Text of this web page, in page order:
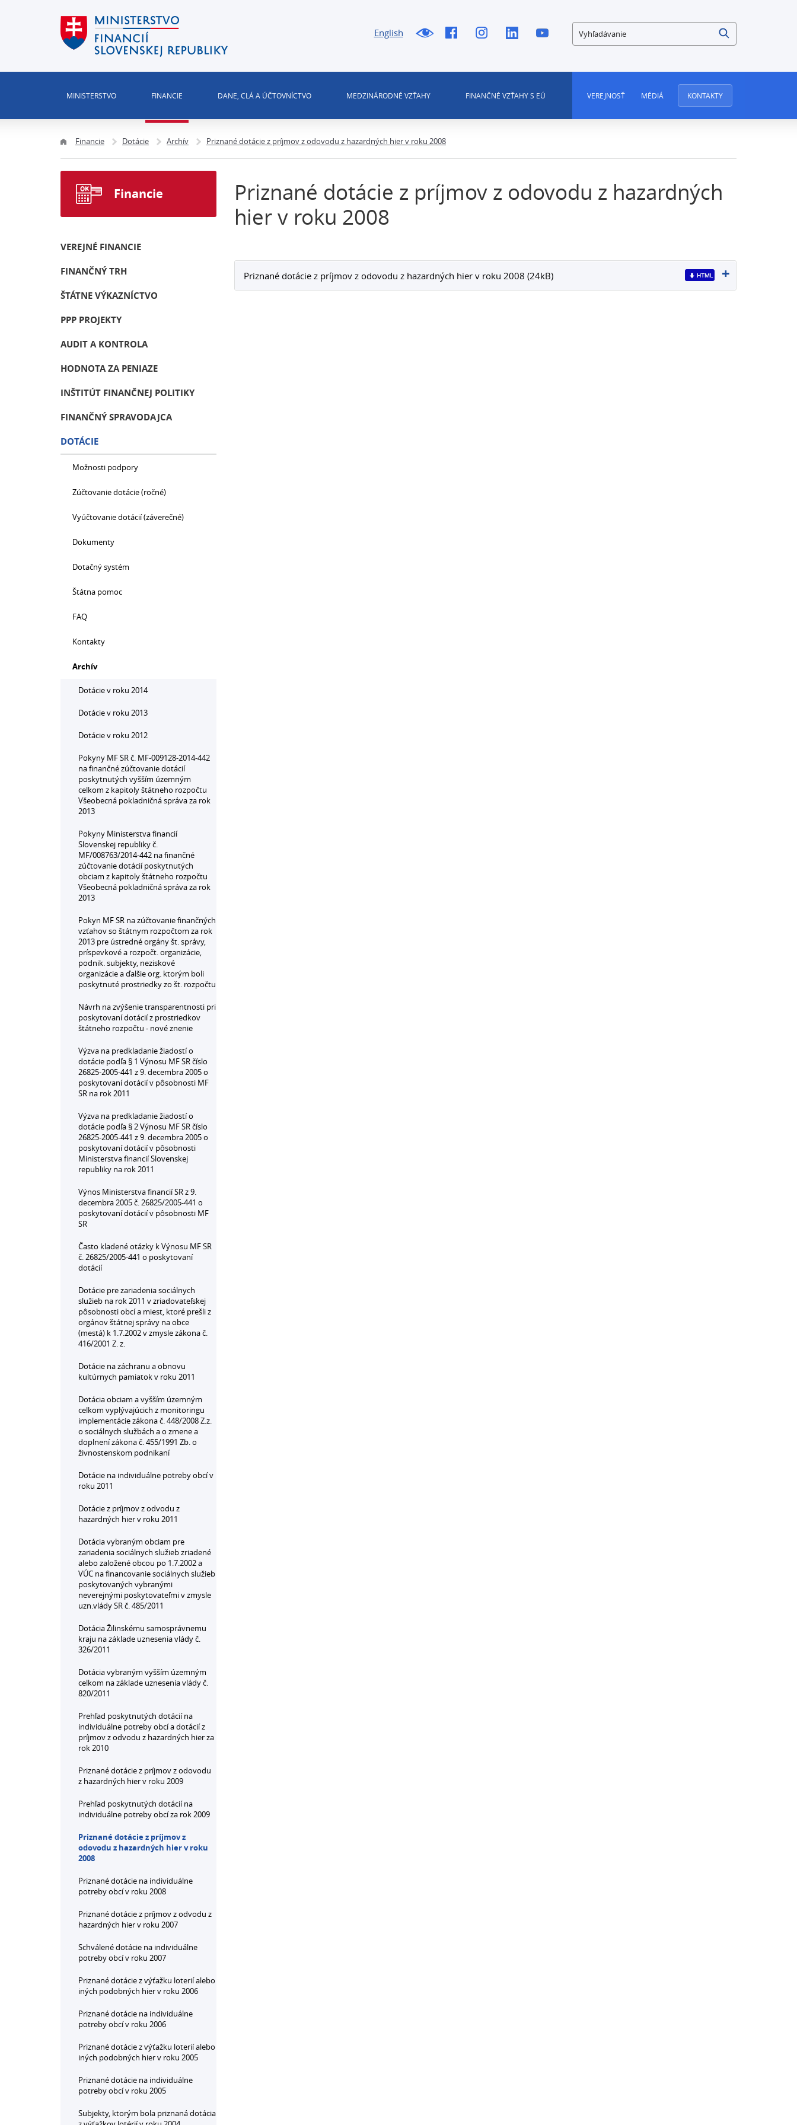
English Vyhľadávanie
MINISTERSTVO FINANCIE DANE, CLÁ A ÚČTOVNÍCTVO MEDZINÁRODNÉ VZŤAHY FINANČNÉ VZŤAHY S EÚ VEREJNOSŤ MÉDIÁ KONTAKTY
Financie Dotácie Archív Priznané dotácie z príjmov z odovodu z hazardných hier v roku 2008
Priznané dotácie z príjmov z odovodu z hazardných
hier v roku 2008
Priznané dotácie z príjmov z odovodu z hazardných hier v roku 2008 (24kB)
Financie
VEREJNÉ FINANCIE
FINANČNÝ TRH
ŠTÁTNE VÝKAZNÍCTVO
PPP PROJEKTY
AUDIT A KONTROLA
HODNOTA ZA PENIAZE
INŠTITÚT FINANČNEJ POLITIKY
FINANČNÝ SPRAVODAJCA
DOTÁCIE
Možnosti podpory
Zúčtovanie dotácie (ročné)
Vyúčtovanie dotácií (záverečné)
Dokumenty
Dotačný systém
Štátna pomoc
FAQ
Kontakty
Archív
Dotácie v roku 2014
Dotácie v roku 2013
Dotácie v roku 2012
Pokyny MF SR č. MF-009128-2014-442
na finančné zúčtovanie dotácií
poskytnutých vyšším územným
celkom z kapitoly štátneho rozpočtu
Všeobecná pokladničná správa za rok
2013
Pokyny Ministerstva financií
Slovenskej republiky č.
MF/008763/2014-442 na finančné
zúčtovanie dotácií poskytnutých
obciam z kapitoly štátneho rozpočtu
Všeobecná pokladničná správa za rok
2013
Pokyn MF SR na zúčtovanie finančných
vzťahov so štátnym rozpočtom za rok
2013 pre ústredné orgány št. správy,
príspevkové a rozpočt. organizácie,
podnik. subjekty, neziskové
organizácie a ďalšie org. ktorým boli
poskytnuté prostriedky zo št. rozpočtu
Návrh na zvýšenie transparentnosti pri
poskytovaní dotácií z prostriedkov
štátneho rozpočtu - nové znenie
Výzva na predkladanie žiadostí o
dotácie podľa § 1 Výnosu MF SR číslo
26825-2005-441 z 9. decembra 2005 o
poskytovaní dotácií v pôsobnosti MF
SR na rok 2011
Výzva na predkladanie žiadostí o
dotácie podľa § 2 Výnosu MF SR číslo
26825-2005-441 z 9. decembra 2005 o
poskytovaní dotácií v pôsobnosti
Ministerstva financií Slovenskej
republiky na rok 2011
Výnos Ministerstva financií SR z 9.
decembra 2005 č. 26825/2005-441 o
poskytovaní dotácií v pôsobnosti MF
SR
Často kladené otázky k Výnosu MF SR
č. 26825/2005-441 o poskytovaní
dotácií
Dotácie pre zariadenia sociálnych
služieb na rok 2011 v zriadovateľskej
pôsobnosti obcí a miest, ktoré prešli z
orgánov štátnej správy na obce
(mestá) k 1.7.2002 v zmysle zákona č.
416/2001 Z. z.
Dotácie na záchranu a obnovu
kultúrnych pamiatok v roku 2011
Dotácia obciam a vyšším územným
celkom vyplývajúcich z monitoringu
implementácie zákona č. 448/2008 Z.z.
o sociálnych službách a o zmene a
doplnení zákona č. 455/1991 Zb. o
živnostenskom podnikaní
Dotácie na individuálne potreby obcí v
roku 2011
Dotácie z príjmov z odvodu z
hazardných hier v roku 2011
Dotácia vybraným obciam pre
zariadenia sociálnych služieb zriadené
alebo založené obcou po 1.7.2002 a
VÚC na financovanie sociálnych služieb
poskytovaných vybranými
neverejnými poskytovateľmi v zmysle
uzn.vlády SR č. 485/2011
Dotácia Žilinskému samosprávnemu
kraju na základe uznesenia vlády č.
326/2011
Dotácia vybraným vyšším územným
celkom na základe uznesenia vlády č.
820/2011
Prehľad poskytnutých dotácií na
individuálne potreby obcí a dotácií z
príjmov z odvodu z hazardných hier za
rok 2010
Priznané dotácie z príjmov z odovodu
z hazardných hier v roku 2009
Prehľad poskytnutých dotácií na
individuálne potreby obcí za rok 2009
Priznané dotácie z príjmov z
odovodu z hazardných hier v roku
2008
Priznané dotácie na individuálne
potreby obcí v roku 2008
Priznané dotácie z príjmov z odvodu z
hazardných hier v roku 2007
Schválené dotácie na individuálne
potreby obcí v roku 2007
Priznané dotácie z výťažku loterií alebo
iných podobných hier v roku 2006
Priznané dotácie na individuálne
potreby obcí v roku 2006
Priznané dotácie z výťažku loterií alebo
iných podobných hier v roku 2005
Priznané dotácie na individuálne
potreby obcí v roku 2005
Subjekty, ktorým bola priznaná dotácia